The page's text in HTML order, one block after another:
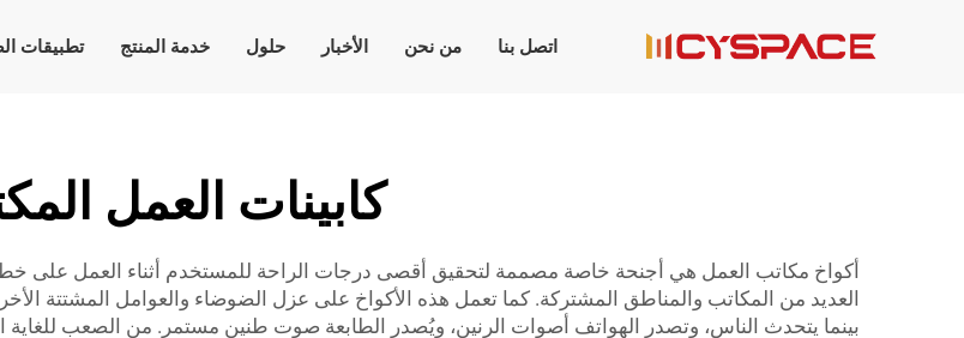
تطبيقات خدمة المنتج حلول الأخبار من نحن اتصل بنا
كابينات العمل
أكواخ مكاتب العمل هي أجنحة خاصة مصممة لتحقيق أقصى درجات الراحة للمستخدم أثناء العمل على
العديد من المكاتب والمناطق المشتركة. كما تعمل هذه الأكواخ على عزل الضوضاء والعوامل المشتتة
بينما يتحدث الناس، وتصدر الهواتف أصوات الرنين، ويُصدر الطابعة صوت طنين مستمر. من الصعب للغاية